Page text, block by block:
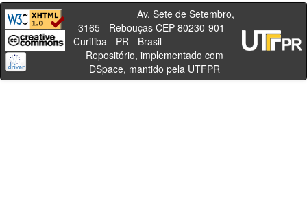
Av. Sete de Setembro,
3165 - Rebouças CEP 80230-901 -
Curitiba - PR - Brasil
Repositório, implementado com
DSpace, mantido pela UTFPR